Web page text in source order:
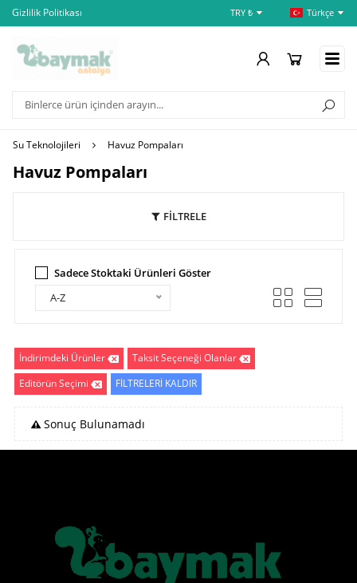
Gizlilik Politikası İptal ve İade Şartları
TRY ₺ Türkçe
Su Teknolojileri Havuz Pompaları
Havuz Pompaları
FİLTRELE
Sadece Stoktaki Ürünleri Göster
A-Z
İndirimdeki Ürünler
Taksit Seçeneği Olanlar
Editörün Seçimi
FİLTRELERİ KALDIR
Sonuç Bulunamadı